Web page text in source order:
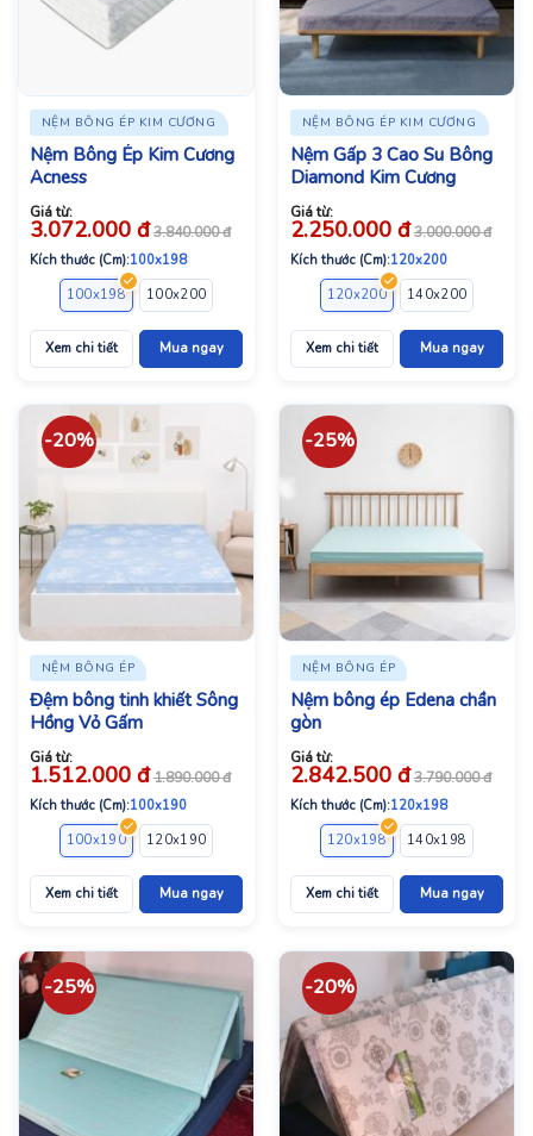
NỆM BÔNG ÉP KIM CƯƠNG
Nệm Bông Ép Kim Cương
Acness
Giá từ:
3.072.000 đ 3.840.000đ
Kích thước (Cm):100x198
100x198
100x200 120x200 140x198
Xem chi tiết Mua ngay
NỆM BÔNG ÉP KIM CƯƠNG
Nệm Gấp 3 Cao Su Bông
Diamond Kim Cương
Giá từ:
2.250.000 đ 3.000.000đ
Kích thước (Cm):120x200
120x200
140x200
Xem chi tiết Mua ngay
-20%
NỆM BÔNG ÉP
Đệm bông tinh khiết Sông
Hồng Vỏ Gấm
Giá từ:
1.512.000 đ 1.890.000đ
Kích thước (Cm):100x190
100x190
120x190 140x190 140x200
Xem chi tiết Mua ngay
-25%
NỆM BÔNG ÉP
Nệm bông ép Edena chần
gòn
Giá từ:
2.842.500 đ 3.790.000đ
Kích thước (Cm):120x198
120x198
140x198
Xem chi tiết Mua ngay
-25% -20%